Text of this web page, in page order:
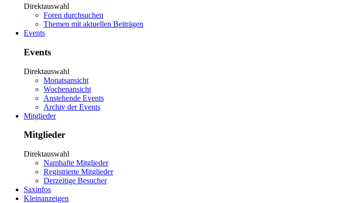
Direktauswahl
Foren durchsuchen
Themen mit aktuellen Beiträgen
Events
Events
Direktauswahl
Monatsansicht
Wochenansicht
Anstehende Events
Archiv der Events
Mitglieder
Mitglieder
Direktauswahl
Namhafte Mitglieder
Registrierte Mitglieder
Derzeitige Besucher
Saxinfos
Kleinanzeigen